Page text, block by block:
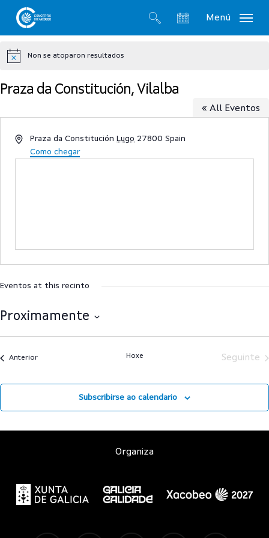
content
Menú
Notice
Non se atoparon resultados
Praza da Constitución, Vilalba
« All Eventos
AddressPraza da Constitución Lugo 27800 Spain
Como chegar
Eventos at this recinto
Proximamente
Select
Anterior Hoxe Seguinte
Subscribirse ao calendario
Organiza